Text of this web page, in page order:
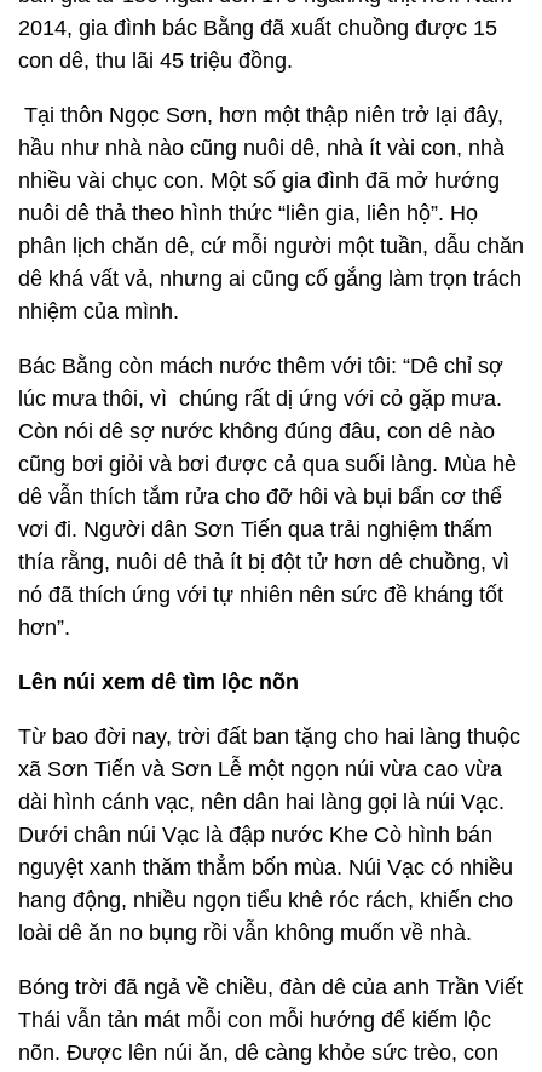
2014, gia đình bác Bằng đã xuất chuồng được 15
con dê, thu lãi 45 triệu đồng.
Tại thôn Ngọc Sơn, hơn một thập niên trở lại đây,
hầu như nhà nào cũng nuôi dê, nhà ít vài con, nhà
nhiều vài chục con. Một số gia đình đã mở hướng
nuôi dê thả theo hình thức “liên gia, liên hộ”. Họ
phân lịch chăn dê, cứ mỗi người một tuần, dẫu chăn
dê khá vất vả, nhưng ai cũng cố gắng làm trọn trách
nhiệm của mình.
Bác Bằng còn mách nước thêm với tôi: “Dê chỉ sợ
lúc mưa thôi, vì chúng rất dị ứng với cỏ gặp mưa.
Còn nói dê sợ nước không đúng đâu, con dê nào
cũng bơi giỏi và bơi được cả qua suối làng. Mùa hè
dê vẫn thích tắm rửa cho đỡ hôi và bụi bẩn cơ thể
vơi đi. Người dân Sơn Tiến qua trải nghiệm thấm
thía rằng, nuôi dê thả ít bị đột tử hơn dê chuồng, vì
nó đã thích ứng với tự nhiên nên sức đề kháng tốt
hơn”.
Lên núi xem dê tìm lộc nõn
Từ bao đời nay, trời đất ban tặng cho hai làng thuộc
xã Sơn Tiến và Sơn Lễ một ngọn núi vừa cao vừa
dài hình cánh vạc, nên dân hai làng gọi là núi Vạc.
Dưới chân núi Vạc là đập nước Khe Cò hình bán
nguyệt xanh thăm thẳm bốn mùa. Núi Vạc có nhiều
hang động, nhiều ngọn tiểu khê róc rách, khiến cho
loài dê ăn no bụng rồi vẫn không muốn về nhà.
Bóng trời đã ngả về chiều, đàn dê của anh Trần Viết
Thái vẫn tản mát mỗi con mỗi hướng để kiếm lộc
nõn. Được lên núi ăn, dê càng khỏe sức trèo, con